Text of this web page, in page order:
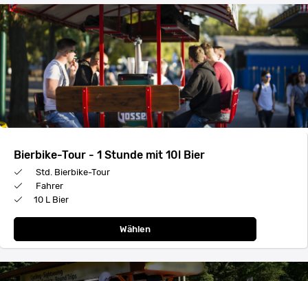
Bierbike-Tour - 1 Stunde mit 10l Bier
Std. Bierbike-Tour
Fahrer
10 L Bier
Wählen